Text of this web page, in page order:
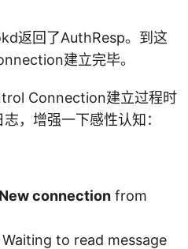
返回了AuthResp。到这
建立完毕。
Connection建立过程时
，增强一下感性认知：
New connection from
to read message